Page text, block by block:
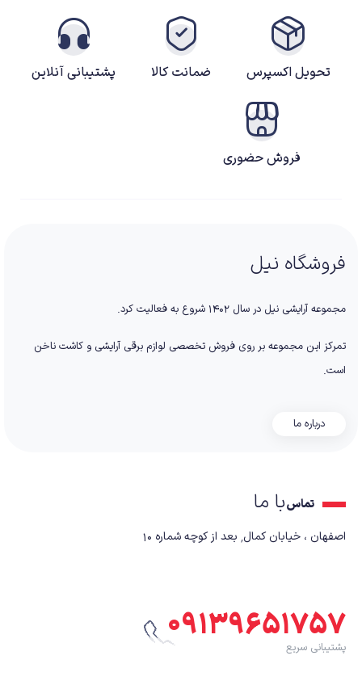
تحویل اکسپرس ضمانت کالا پشتیبانی آنلاین
فروش حضوری
فروشگاه نیل
مجموعه آرایشی نیل در سال ۱۴۰۲ شروع به فعالیت کرد.
تمرکز این مجموعه بر روی فروش تخصصی لوازم برقی آرایشی و کاشت ناخن
است.
درباره ما
تماسبا ما
اصفهان ، خیابان کمال٬ بعد از کوچه شماره ۱۰
۰۹۱۳۹۶۵۱۷۵۷
پشتیبانی سریع